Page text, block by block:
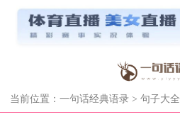
当前位置： 一句话经典语录 > 句子大全